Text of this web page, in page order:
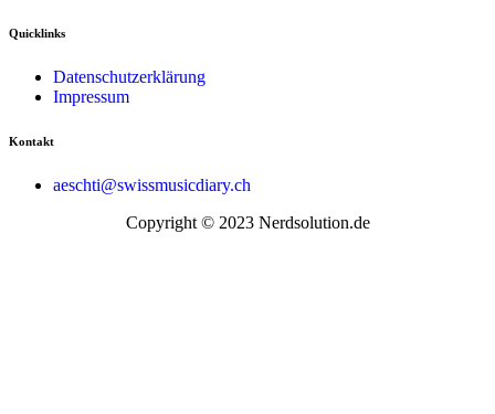
Quicklinks
Datenschutzerklärung
Impressum
Kontakt
aeschti@swissmusicdiary.ch
Copyright © 2023 Nerdsolution.de